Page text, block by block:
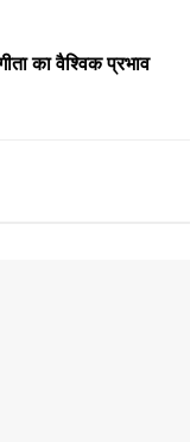
का वैश्विक प्रभाव